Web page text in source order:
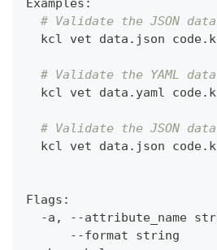
Examples:
# Validate the JSON
  kcl vet data.json code.k
# Validate the YAML
kcl vet data.yaml
# Validate the JSON
kcl vet data.json
Flags:
-a, --attribute_name
--format string